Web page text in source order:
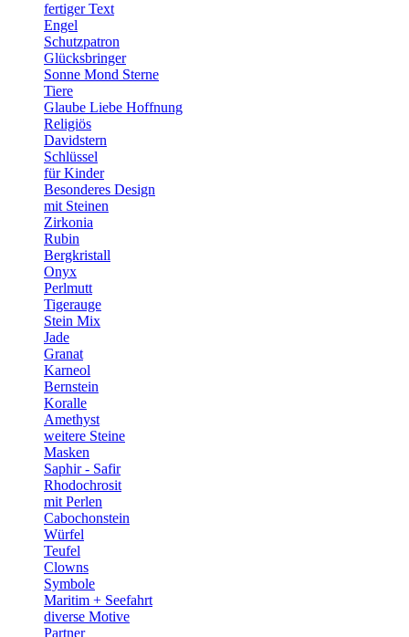
fertiger Text
Engel
Schutzpatron
Glücksbringer
Sonne Mond Sterne
Tiere
Glaube Liebe Hoffnung
Religiös
Davidstern
Schlüssel
für Kinder
Besonderes Design
mit Steinen
Zirkonia
Rubin
Bergkristall
Onyx
Perlmutt
Tigerauge
Stein Mix
Jade
Granat
Karneol
Bernstein
Koralle
Amethyst
weitere Steine
Masken
Saphir - Safir
Rhodochrosit
mit Perlen
Cabochonstein
Würfel
Teufel
Clowns
Symbole
Maritim + Seefahrt
diverse Motive
Partner